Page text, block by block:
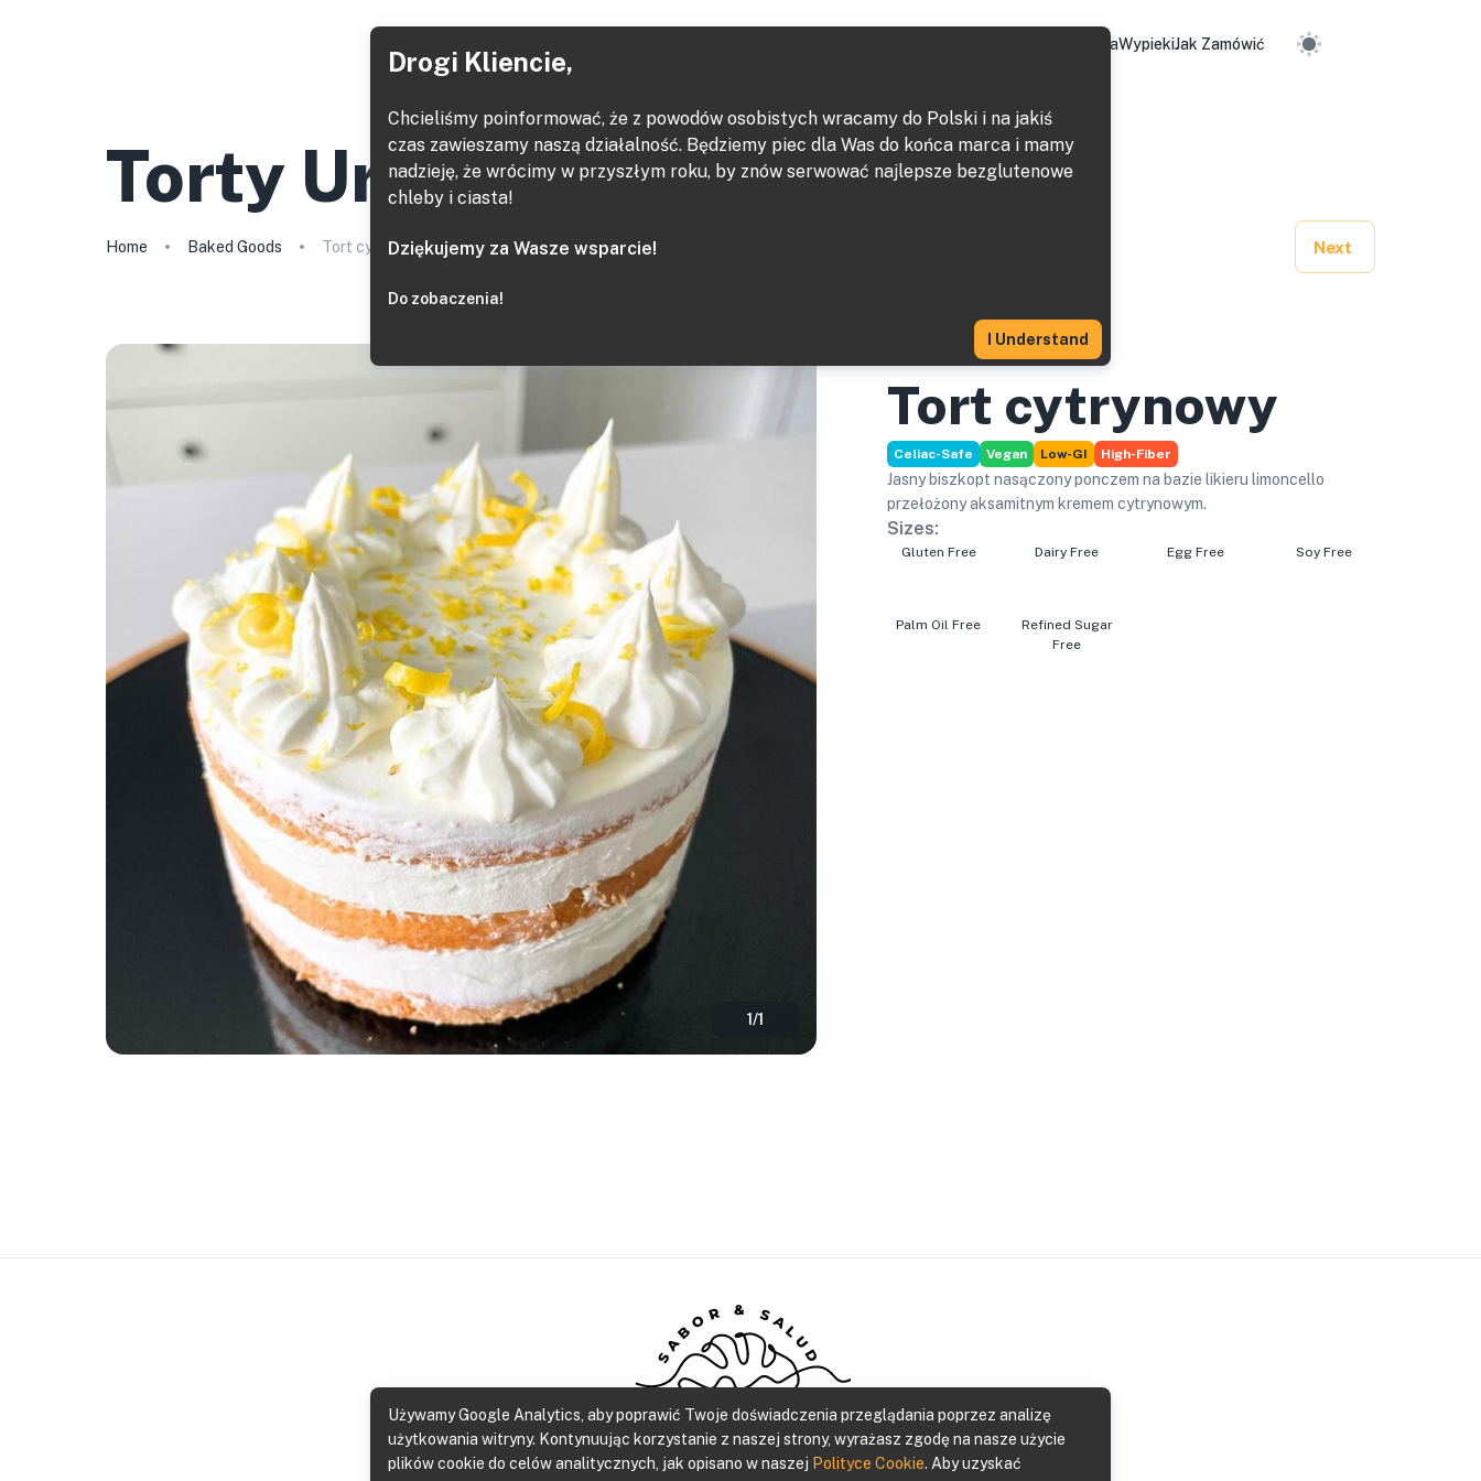
Nasza PiekarniaWypiekiJak Zamówić
Torty Urodzinowe
Home Baked Goods Tort cytrynowy Next
1/1
Tort cytrynowy
Celiac-Safe Vegan Low-GI High-Fiber
Jasny biszkopt nasączony ponczem na bazie likieru limoncello
przełożony aksamitnym kremem cytrynowym.
Sizes:
Gluten Free Dairy Free Egg Free Soy Free
Palm Oil Free
Refined Sugar
Free
SABOR & SALUD
Gluten Free Bakery
Drogi Kliencie,
Chcieliśmy poinformować, że z powodów osobistych wracamy do Polski i na jakiś
czas zawieszamy naszą działalność. Będziemy piec dla Was do końca marca i mamy
nadzieję, że wrócimy w przyszłym roku, by znów serwować najlepsze bezglutenowe
chleby i ciasta!
Dziękujemy za Wasze wsparcie!
Do zobaczenia!
I Understand
Używamy Google Analytics, aby poprawić Twoje doświadczenia przeglądania poprzez analizę
użytkowania witryny. Kontynuując korzystanie z naszej strony, wyrażasz zgodę na nasze użycie
plików cookie do celów analitycznych, jak opisano w naszej Polityce Cookie. Aby uzyskać